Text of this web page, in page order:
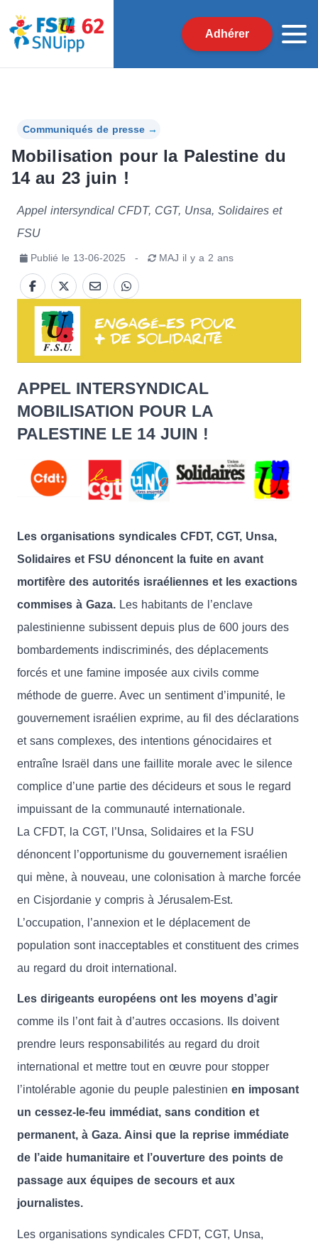
Adhérer
Communiqués de presse →
Mobilisation pour la Palestine du
14 au 23 juin !
Appel intersyndical CFDT, CGT, Unsa, Solidaires et
FSU
Publié le 13-06-2025 - MAJ il y a 2 ans
APPEL INTERSYNDICAL
MOBILISATION POUR LA
PALESTINE LE 14 JUIN !
Les organisations syndicales CFDT, CGT, Unsa,
Solidaires et FSU dénoncent la fuite en avant
mortifère des autorités israéliennes et les exactions
commises à Gaza. Les habitants de l’enclave
palestinienne subissent depuis plus de 600 jours des
bombardements indiscriminés, des déplacements
forcés et une famine imposée aux civils comme
méthode de guerre. Avec un sentiment d’impunité, le
gouvernement israélien exprime, au fil des déclarations
et sans complexes, des intentions génocidaires et
entraîne Israël dans une faillite morale avec le silence
complice d’une partie des décideurs et sous le regard
impuissant de la communauté internationale.
La CFDT, la CGT, l’Unsa, Solidaires et la FSU
dénoncent l’opportunisme du gouvernement israélien
qui mène, à nouveau, une colonisation à marche forcée
en Cisjordanie y compris à Jérusalem-Est.
L’occupation, l’annexion et le déplacement de
population sont inacceptables et constituent des crimes
au regard du droit international.
Les dirigeants européens ont les moyens d’agir
comme ils l’ont fait à d’autres occasions. Ils doivent
prendre leurs responsabilités au regard du droit
international et mettre tout en œuvre pour stopper
l’intolérable agonie du peuple palestinien en imposant
un cessez-le-feu immédiat, sans condition et
permanent, à Gaza. Ainsi que la reprise immédiate
de l’aide humanitaire et l’ouverture des points de
passage aux équipes de secours et aux
journalistes.
Les organisations syndicales CFDT, CGT, Unsa,